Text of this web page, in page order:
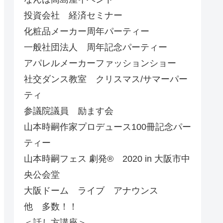
投資会社 経済セミナー
化粧品メーカー周年パーティー
一般社団法人 周年記念パーティー
アパレルメーカーファッションショー
社交ダンス教室 クリスマス/サマーパー
ティ
参議院議員 励ます会
山本時嗣作家プロデュース100冊記念パー
ティー
山本時嗣フェス 劇発®︎ 2020 in 大阪市中
央公会堂
大阪ドーム ライブ アナウンス
他 多数！！